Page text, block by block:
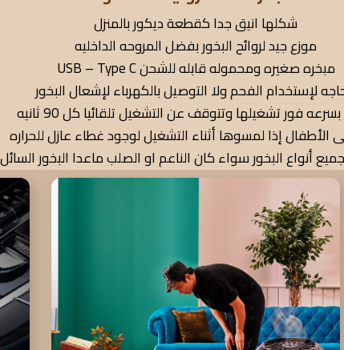
شكلها انيق جدا كقطعة ديكور بالمنزل
موزع جيد لروائح البخور بفضل المروحه الداخليه
مبخره صغيره ومحموله قابله للشحن USB – Type C
لإستخدام الفحم ولا التوصيل بالكهرباء لإشعال البخور
فور تشغيلها وتتوقف عن التشغيل تلقائيا كل 90 ثانيه
الأطفال إذا لمسوها أثناء التشغيل لوجود غطاء عازل للحراره
أنواع البخور سواء كان الناعم او الصلب ماعدا البخور السائل
داخل المنزل والعمل والسياره بحكم إنها تعمل ببطاريه